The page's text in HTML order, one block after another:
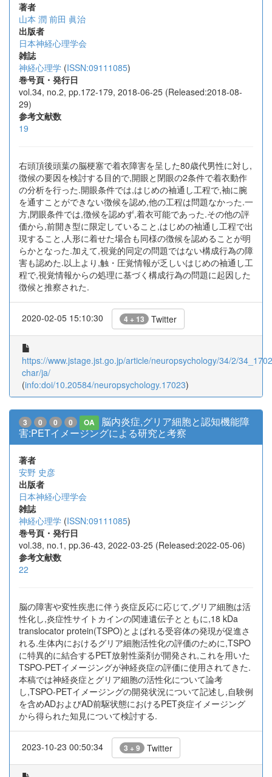
著者
山本 潤 前田 眞治
出版者
日本神経心理学会
雑誌
神経心理学 (ISSN:09111085)
巻号頁・発行日
vol.34, no.2, pp.172-179, 2018-06-25 (Released:2018-08-
29)
参考文献数
19
右頭頂後頭葉の脳梗塞で着衣障害を呈した80歳代男性に対し,
徴候の要因を検討する目的で,開眼と閉眼の2条件で着衣動作
の分析を行った.開眼条件では,はじめの袖通し工程で,袖に腕
を通すことができない徴候を認め,他の工程は問題なかった.一
方,閉眼条件では,徴候を認めず,着衣可能であった.その他の評
価から,前開き型に限定していること,はじめの袖通し工程で出
現すること,人形に着せた場合も同様の徴候を認めることが明
らかとなった.加えて,視覚的同定の問題ではない構成行為の障
害も認めた.以上より,触・圧覚情報が乏しいはじめの袖通し工
程で,視覚情報からの処理に基づく構成行為の問題に起因した
徴候と推察された.
2020-02-05 15:10:30 4 + 13 Twitter
https://www.jstage.jst.go.jp/article/neuropsychology/34/2/
char/ja/
(info:doi/10.20584/neuropsychology.17023)
3 0 0 0 OA
脳内炎症,グリア細胞と認知機能障
害:PETイメージングによる研究と考察
著者
安野 史彦
出版者
日本神経心理学会
雑誌
神経心理学 (ISSN:09111085)
巻号頁・発行日
vol.38, no.1, pp.36-43, 2022-03-25 (Released:2022-05-06)
参考文献数
22
脳の障害や変性疾患に伴う炎症反応に応じて,グリア細胞は活
性化し,炎症性サイトカインの関連遺伝子とともに,18 kDa
translocator protein(TSPO)とよばれる受容体の発現が促進さ
れる.生体内におけるグリア細胞活性化の評価のために,TSPO
に特異的に結合するPET放射性薬剤が開発され,これを用いた
TSPO-PETイメージングが神経炎症の評価に使用されてきた.
本稿では神経炎症とグリア細胞の活性化について論考
し,TSPO-PETイメージングの開発状況について記述し,自験例
を含めADおよびAD前駆状態におけるPET炎症イメージング
から得られた知見について検討する.
2023-10-23 00:50:34 3 + 9 Twitter